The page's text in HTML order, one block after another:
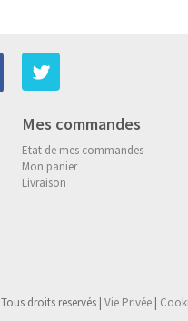
Mes commandes
Etat de mes commandes
Mon panier
Livraison
Tous droits reservés | Vie Privée |